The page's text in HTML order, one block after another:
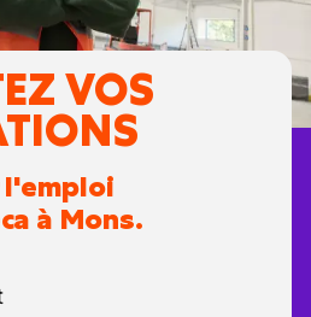
VOS
l'emploi
à Mons.